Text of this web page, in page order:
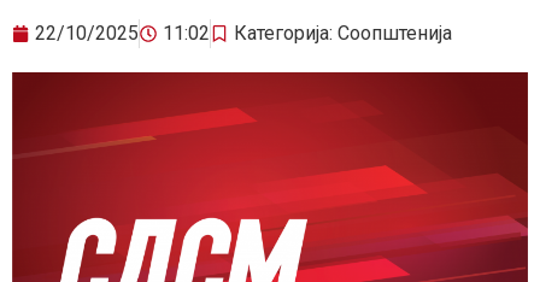
22/10/2025 11:02 Категорија: Соопштенија